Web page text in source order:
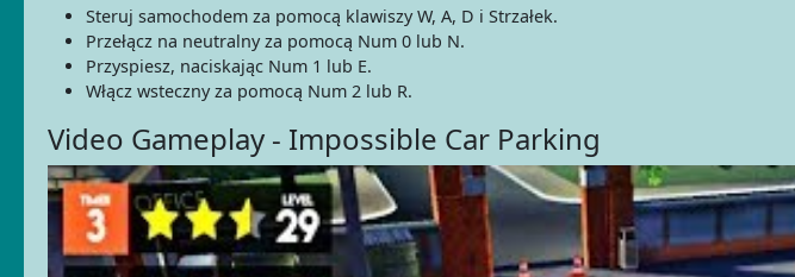
Steruj samochodem za pomocą klawiszy W, A, D i Strzałek.
Przełącz na neutralny za pomocą Num 0 lub N.
Przyspiesz, naciskając Num 1 lub E.
Włącz wsteczny za pomocą Num 2 lub R.
Video Gameplay - Impossible Car Parking